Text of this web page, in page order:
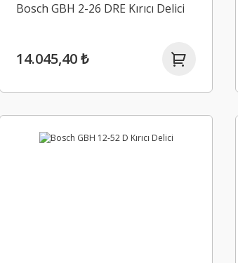
Bosch GBH 2-26 DRE Kırıcı Delici
14.045,40 ₺